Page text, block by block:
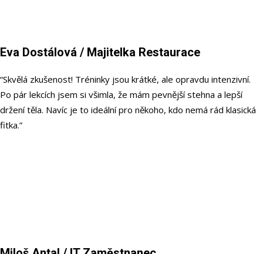
Eva Dostálová / Majitelka Restaurace
“Skvělá zkušenost! Tréninky jsou krátké, ale opravdu intenzivní.
Po pár lekcích jsem si všimla, že mám pevnější stehna a lepší
držení těla. Navíc je to ideální pro někoho, kdo nemá rád klasická
fitka.”